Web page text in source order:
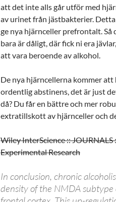
att det inte alls går utför med
av urinet från jästbakterier.
ge nya hjärnceller prefrontalt.
bara är dåligt, där fick ni era
att vara beroende av alkohol.
De nya hjärncellerna kommer
ordentlig abstinens, det är just
då? Du får en bättre och mer
extratillskott av hjärnceller och
Wiley InterScience ::
Experimental Research
In conclusion, chronic
density of the NMDA